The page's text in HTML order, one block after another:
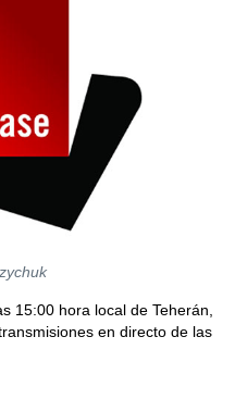
15:00 hora local de Teherán,
en directo de las